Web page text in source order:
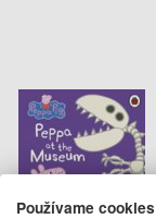
Používame cookies